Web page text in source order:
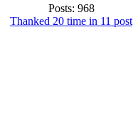
Posts: 968
Thanked 20 time in 11 post